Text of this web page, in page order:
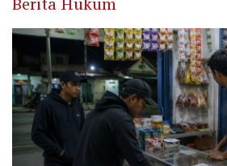
Berita Hukum